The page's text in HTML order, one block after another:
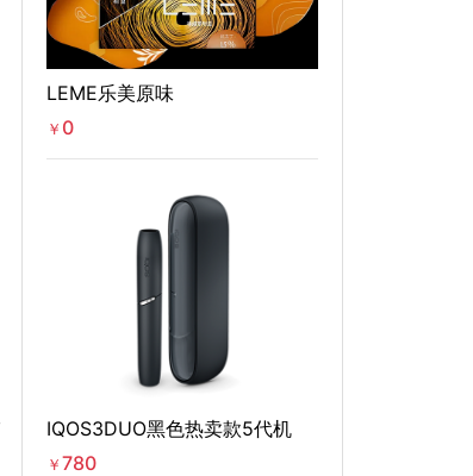
LEME乐美原味
￥ 0
IQOS3DUO黑色热卖款5代机
￥ 780